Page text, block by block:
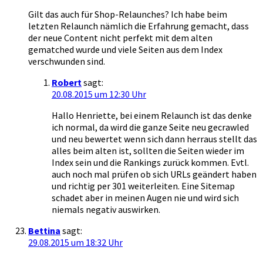
Gilt das auch für Shop-Relaunches? Ich habe beim
letzten Relaunch nämlich die Erfahrung gemacht, dass
der neue Content nicht perfekt mit dem alten
gematched wurde und viele Seiten aus dem Index
verschwunden sind.
Robertsagt:
20.08.2015 um 12:30 Uhr
Hallo Henriette, bei einem Relaunch ist das denke
ich normal, da wird die ganze Seite neu gecrawled
und neu bewertet wenn sich dann herraus stellt das
alles beim alten ist, sollten die Seiten wieder im
Index sein und die Rankings zurück kommen. Evtl.
auch noch mal prüfen ob sich URLs geändert haben
und richtig per 301 weiterleiten. Eine Sitemap
schadet aber in meinen Augen nie und wird sich
niemals negativ auswirken.
Bettina sagt:
29.08.2015 um 18:32 Uhr